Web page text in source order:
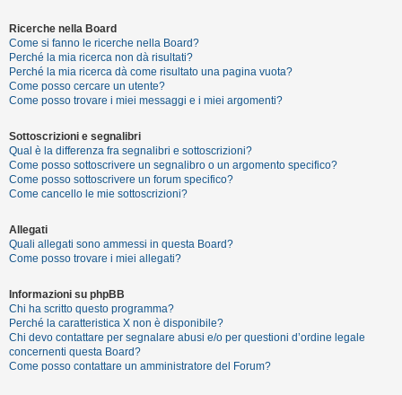
F
A
Q
Ricerche nella Board
Come si fanno le ricerche nella Board?
Perché la mia ricerca non dà risultati?
Perché la mia ricerca dà come risultato una pagina vuota?
Come posso cercare un utente?
Come posso trovare i miei messaggi e i miei argomenti?
Sottoscrizioni e segnalibri
Qual è la differenza fra segnalibri e sottoscrizioni?
Come posso sottoscrivere un segnalibro o un argomento specifico?
Come posso sottoscrivere un forum specifico?
Come cancello le mie sottoscrizioni?
Allegati
Quali allegati sono ammessi in questa Board?
Come posso trovare i miei allegati?
Informazioni su phpBB
Chi ha scritto questo programma?
Perché la caratteristica X non è disponibile?
Chi devo contattare per segnalare abusi e/o per questioni d’ordine legale
concernenti questa Board?
Come posso contattare un amministratore del Forum?